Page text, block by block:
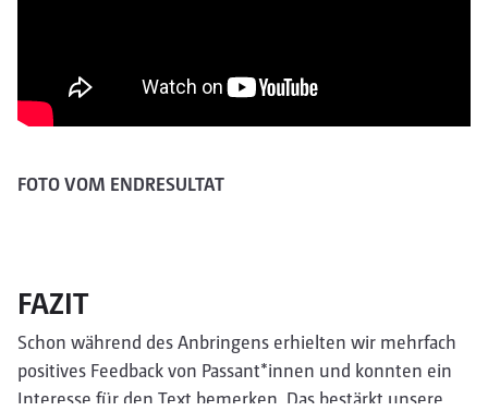
FOTO VOM ENDRESULTAT
FAZIT
Schon während des Anbringens erhielten wir mehrfach
positives Feedback von Passant*innen und konnten ein
Interesse für den Text bemerken. Das bestärkt unsere